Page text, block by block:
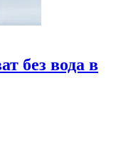
без вода в